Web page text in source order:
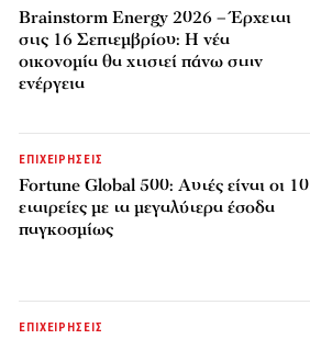
Brainstorm Energy 2026 – Έρχεται
στις 16 Σεπτεμβρίου: Η νέα
οικονομία θα χτιστεί πάνω στην
ενέργεια
ΕΠΙΧΕΙΡΗΣΕΙΣ
Fortune Global 500: Αυτές είναι οι 10
εταιρείες με τα μεγαλύτερα έσοδα
παγκοσμίως
ΕΠΙΧΕΙΡΗΣΕΙΣ